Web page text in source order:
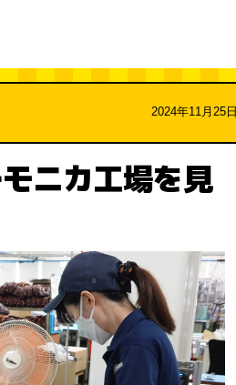
2024年11月25日
ニカ工場を見